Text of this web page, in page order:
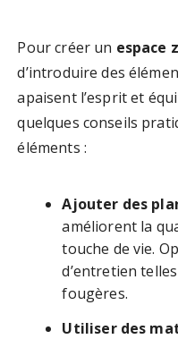
Pour créer un espace
d’introduire des
apaisent l’esprit et
quelques conseils
éléments :
Ajouter des
améliorent la
touche de vie.
d’entretien
fougères.
Utiliser des